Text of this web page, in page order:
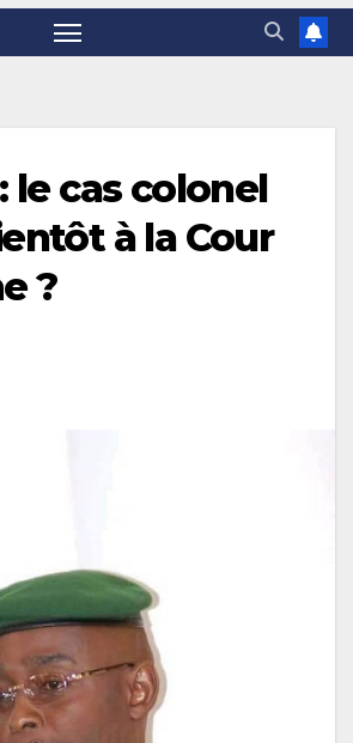
le cas colonel
à la Cour
?